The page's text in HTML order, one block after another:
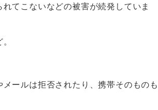
てこないなどの被害が続発していま
ールは拒否されたり、携帯そのものも